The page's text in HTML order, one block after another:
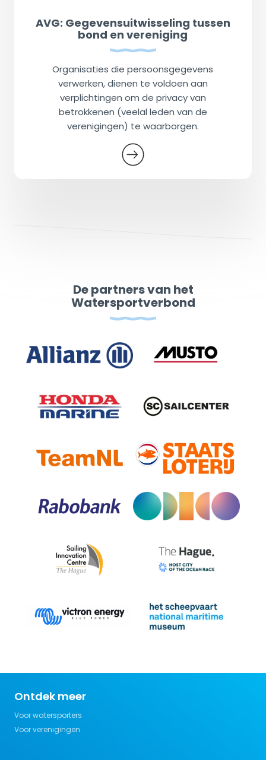
AVG: Gegevensuitwisseling tussen
bond en vereniging
Organisaties die persoonsgegevens
verwerken, dienen te voldoen aan
verplichtingen om de privacy van
betrokkenen (veelal leden van de
verenigingen) te waarborgen.
De partners van het
Watersportverbond
Ontdek meer
Voor watersporters
Voor verenigingen